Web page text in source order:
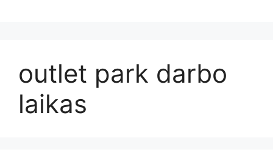
outlet park darbo
laikas